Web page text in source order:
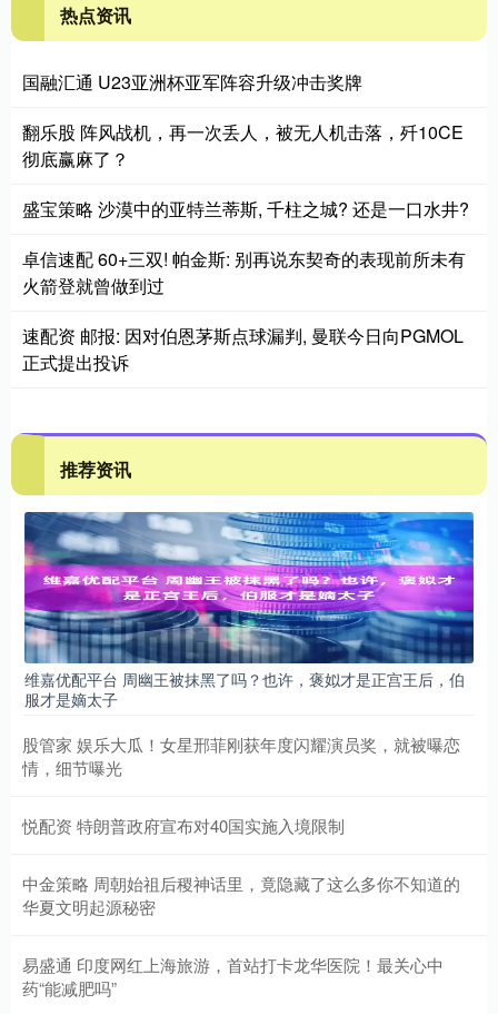
热点资讯
国融汇通 U23亚洲杯亚军阵容升级冲击奖牌
翻乐股 阵风战机，再一次丢人，被无人机击落，歼10CE
彻底赢麻了？
盛宝策略 沙漠中的亚特兰蒂斯, 千柱之城? 还是一口水井?
卓信速配 60+三双! 帕金斯: 别再说东契奇的表现前所未有
火箭登就曾做到过
速配资 邮报: 因对伯恩茅斯点球漏判, 曼联今日向PGMOL
正式提出投诉
推荐资讯
维嘉优配平台 周幽王被抹黑了吗？也许，褒姒才是正宫王后，伯
服才是嫡太子
股管家 娱乐大瓜！女星邢菲刚获年度闪耀演员奖，就被曝恋
情，细节曝光
悦配资 特朗普政府宣布对40国实施入境限制
中金策略 周朝始祖后稷神话里，竟隐藏了这么多你不知道的
华夏文明起源秘密
易盛通 印度网红上海旅游，首站打卡龙华医院！最关心中
药“能减肥吗”